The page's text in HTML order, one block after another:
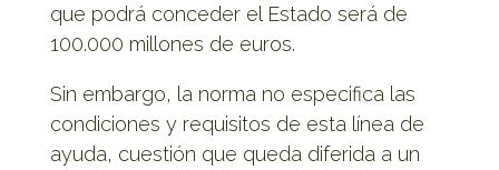
que podrá conceder el Estado será de
100.000 millones de euros.
Sin embargo, la norma no especifica las
condiciones y requisitos de esta línea de
ayuda, cuestión que queda diferida a un